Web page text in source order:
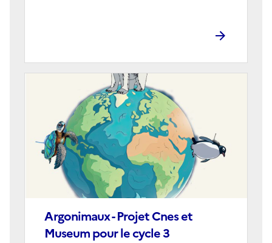
Argonimaux - Projet Cnes et
Museum pour le cycle 3
couverture
(conseillée)